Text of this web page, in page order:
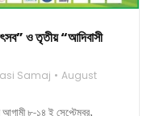
ও তৃতীয় “আদিবাসী
Samaj
August
আগামী ৮-১৪ ই সেপ্টেম্বর,